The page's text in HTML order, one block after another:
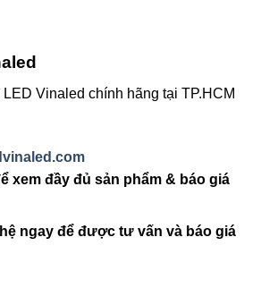
keo dán mặt sau, dễ cố định lên bề
phù hợp cho từng không gian.
thực tế trong
nội thất
Vinaled chính hãng tại TP.HCM
xem đầy đủ sản phẩm & báo giá
ngay để được tư vấn và báo giá